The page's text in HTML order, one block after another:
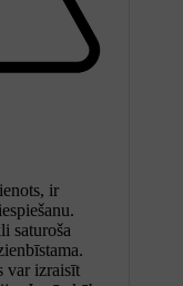
ir
saturoša
var izraisīt